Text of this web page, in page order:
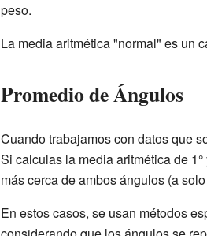
peso.
La media aritmética "normal" es un
Promedio de Ángulos
Cuando trabajamos con datos que
Si calculas la media aritmética de
más cerca de ambos ángulos (a
En estos casos, se usan métodos